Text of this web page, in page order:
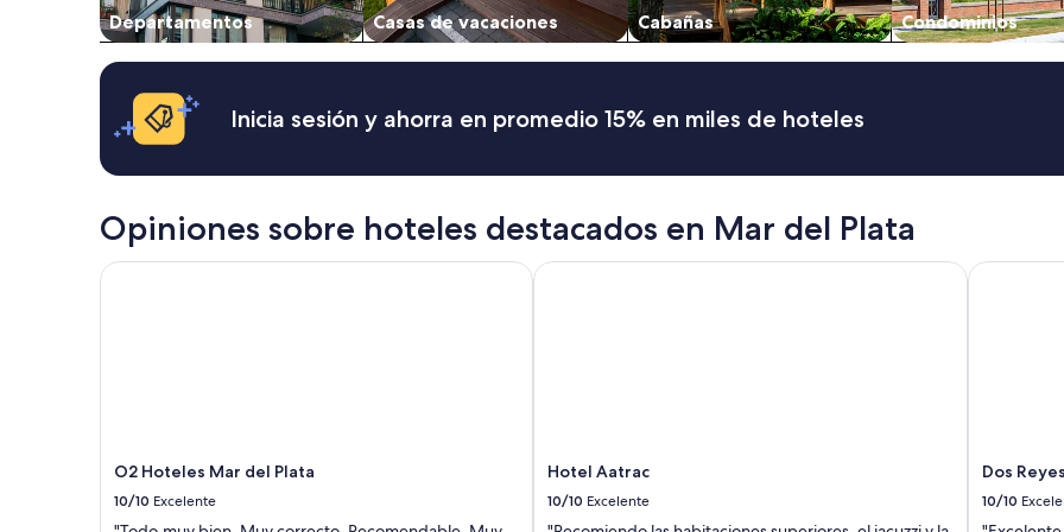
la
disponibilidad
están
sujetos
cambios.
Aplican
términos
Departamentos Casas de vacaciones Cabañas Condominios
Inicia sesión y ahorra en promedio 15% en miles de hoteles
Opiniones sobre hoteles destacados en Mar del Plata
O2 Hoteles Mar del Plata
10/10 Excelente
O2 Hoteles Mar del Plata
Hotel Aatrac
10/10 Excelente
Hotel Aatrac
Dos
10/10
Dos Reyes